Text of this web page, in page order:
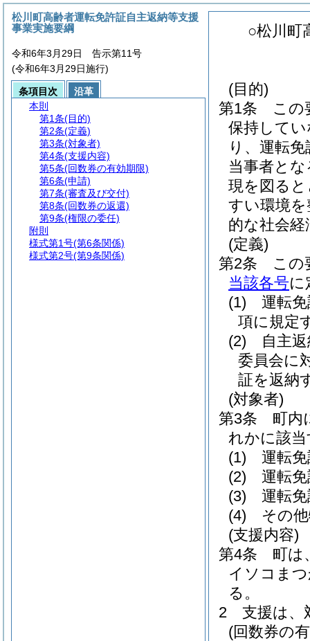
○松川町
(目的)
第1条
この
保持して
り、運転
当事者と
現を図る
すい環境
的な社会
(定義)
第2条
この
当該各号に
(1)
運転
項に規定
(2)
自主
委員会に
証を返納
(対象者)
第3条
町内
れかに該
(1)
運転
(2)
運転
(3)
運転
(4)
その
(支援内容)
第4条
町は
イソコま
る。
2
支援は、
(回数券の
松川町高齢者運転免許証自主返納等支援
事業実施要綱
令和6年3月29日 告示第11号
(令和6年3月29日施行)
条項目次
沿革
本則
第1条(目的)
第2条(定義)
第3条(対象者)
第4条(支援内容)
第5条(回数券の有効期限)
第6条(申請)
第7条(審査及び交付)
第8条(回数券の返還)
第9条(権限の委任)
附則
様式第1号(第6条関係)
様式第2号(第9条関係)